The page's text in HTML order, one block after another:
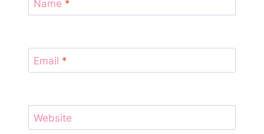
Name *
Email *
Website